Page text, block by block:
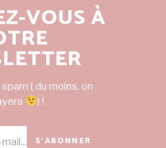
VOUS À
( du moins, on
) !
S'ABONNER